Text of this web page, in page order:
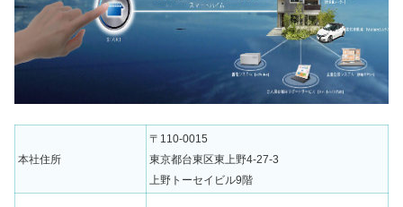
本社住所
〒110-0015
東京都台東区東上野4-27-3
上野トーセイビル9階